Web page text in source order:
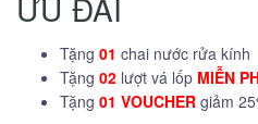
ƯU ĐÃI
Tặng 01 chai nước rửa kính
Tặng 02 lượt vá lốp MIỄN
Tặng 01 VOUCHER giảm